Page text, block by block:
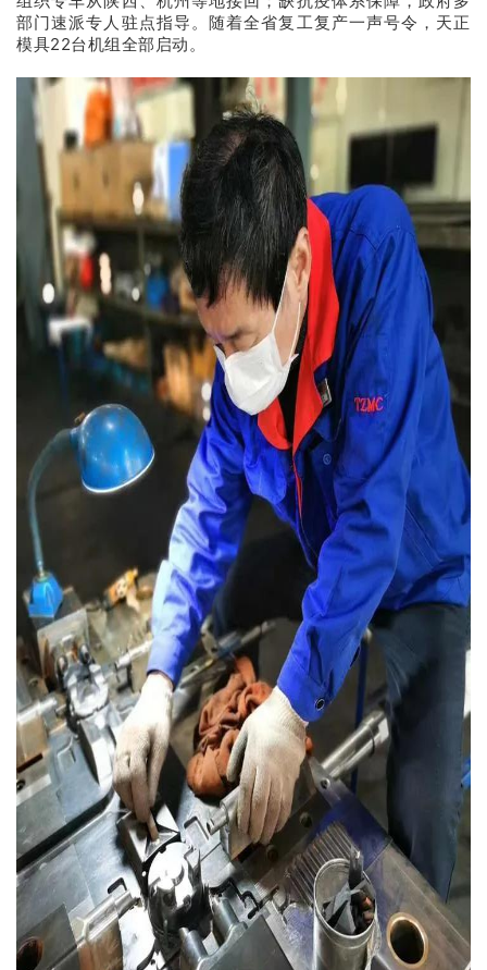
部门速派专人驻点指导。随着全省复工复产一声号令，天正
模具22台机组全部启动。